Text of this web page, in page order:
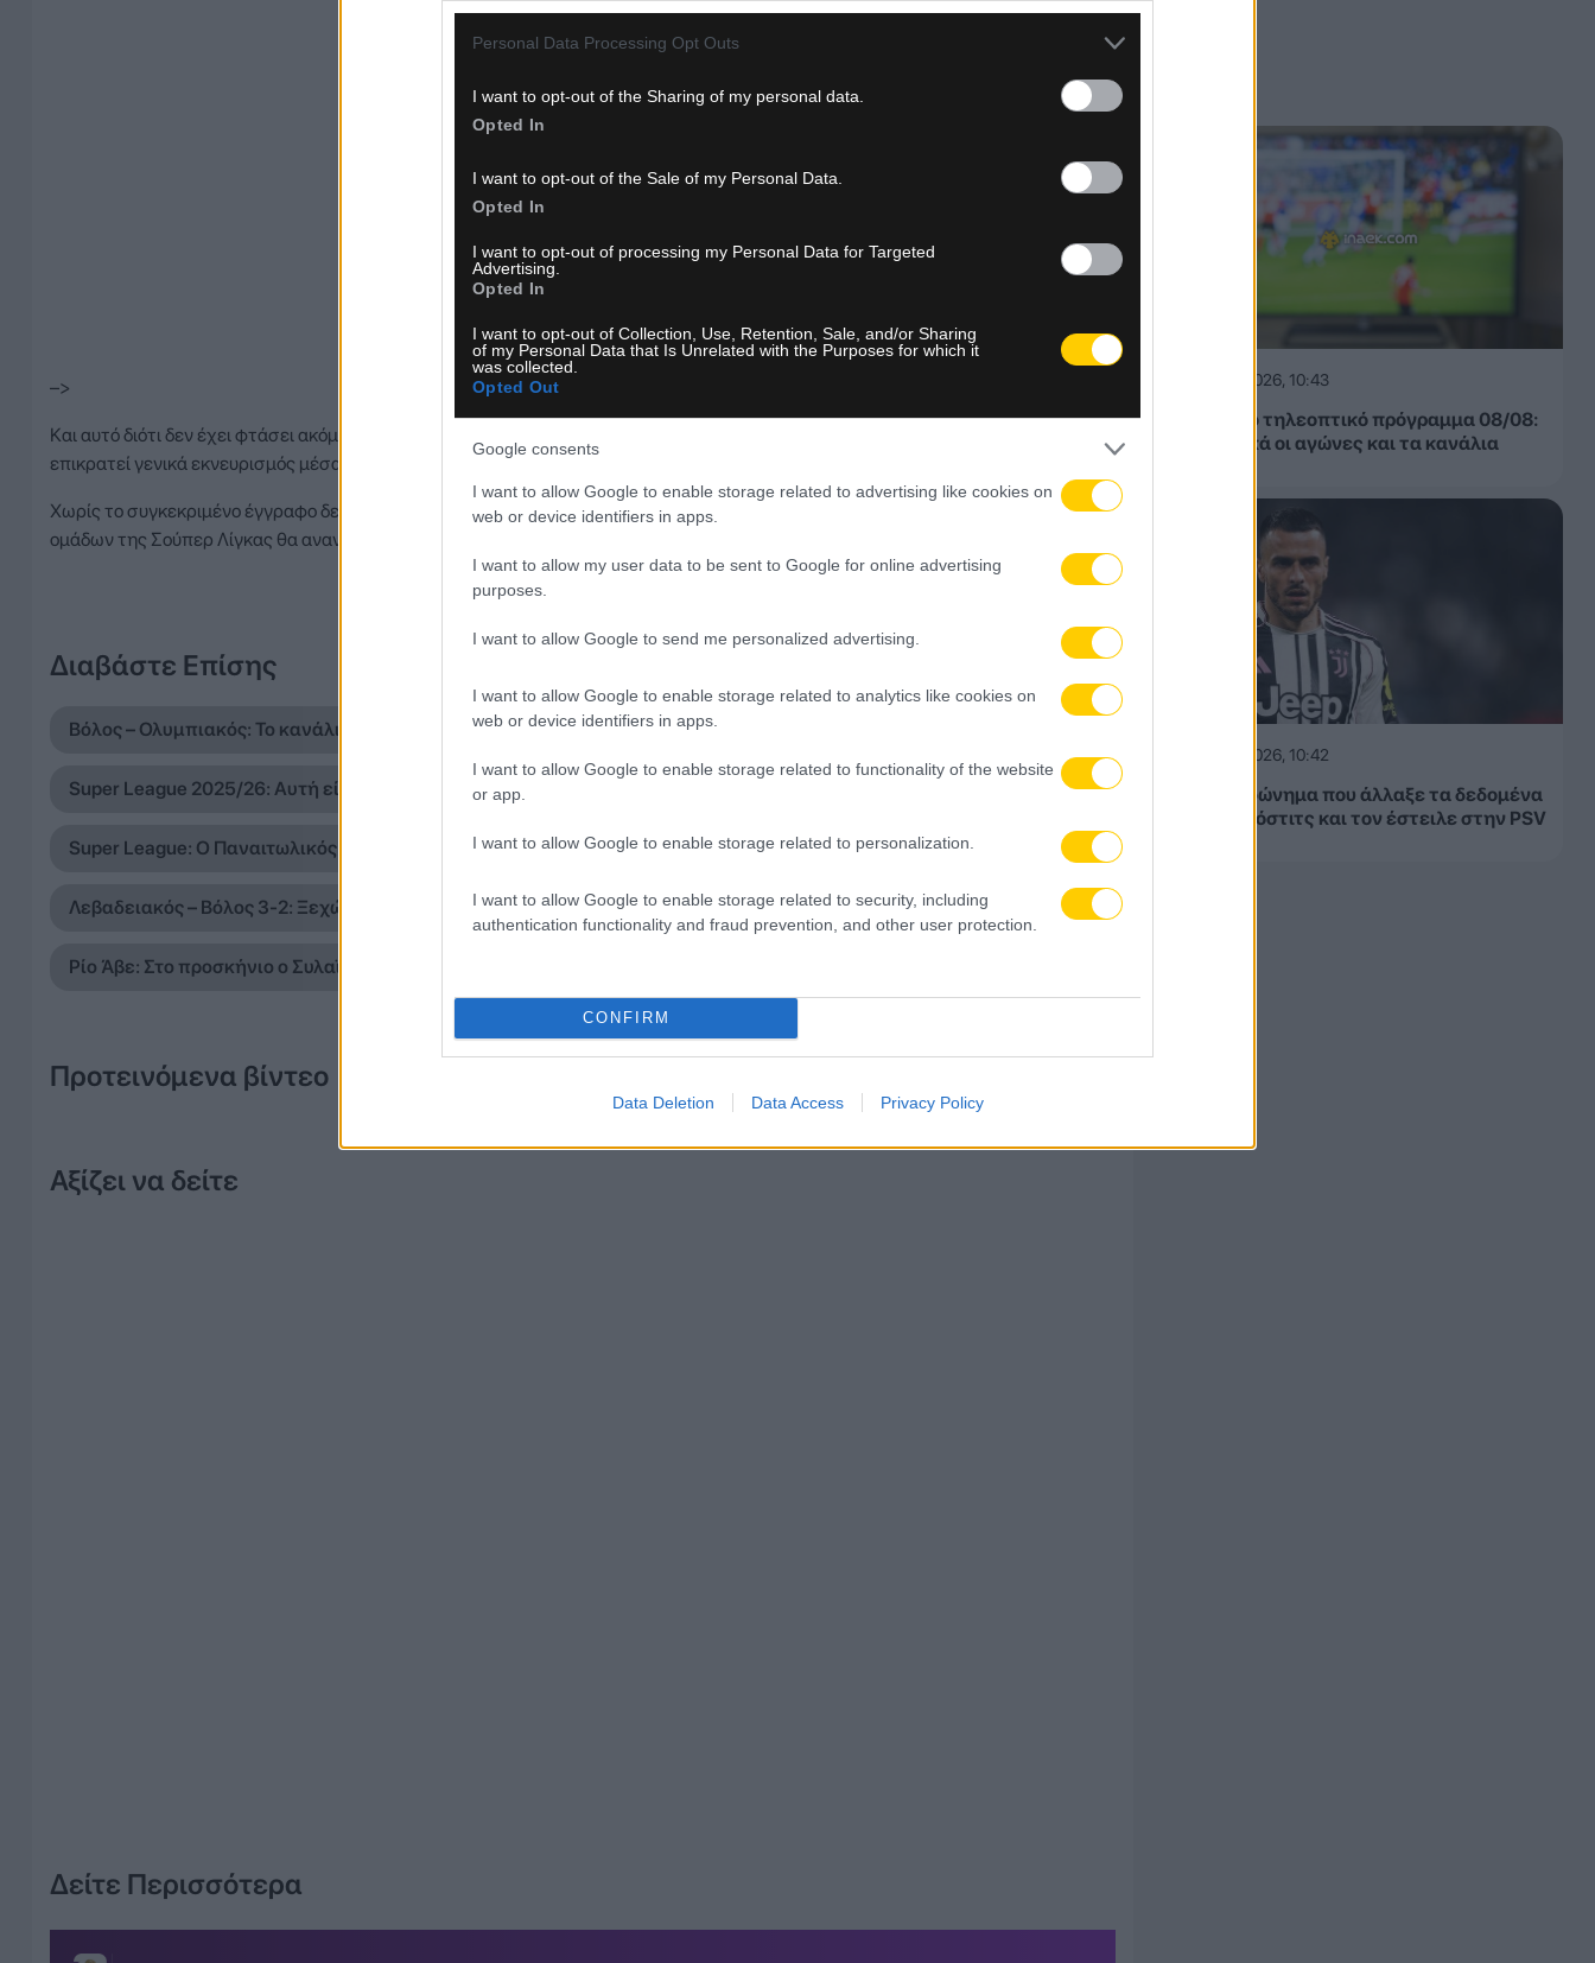
Personal Data Processing Opt Outs
I want to opt-out of the Sharing of my personal data.
Opted In
I want to opt-out of the Sale of my Personal Data.
Opted In
I want to opt-out of processing my Personal Data for Targeted
Advertising.
Opted In
I want to opt-out of Collection, Use, Retention, Sale, and/or Sharing
of my Personal Data that Is Unrelated with the Purposes for which it
was collected.
Opted Out
Google consents
I want to allow Google to enable storage related to advertising like cookies on
web or device identifiers in apps.
I want to allow my user data to be sent to Google for online advertising
purposes.
I want to allow Google to send me personalized advertising.
I want to allow Google to enable storage related to analytics like cookies on
web or device identifiers in apps.
I want to allow Google to enable storage related to functionality of the website
or app.
I want to allow Google to enable storage related to personalization.
I want to allow Google to enable storage related to security, including
authentication functionality and fraud prevention, and other user protection.
CONFIRM
Data Deletion Data Access Privacy Policy
–>
Και αυτό διότι δεν έχει φτάσει ακόμα το χαρτί της ΕΡΤ για τις επτά ομάδες που δεν είχαν τηλεοπτική στέγη με αποτέλεσμα να
επικρατεί γενικά εκνευρισμός μέσα στη λίγκα από τους εκπροσώπους των ΠΑΕ.
Χωρίς το συγκεκριμένο έγγραφο δεν μπορεί να προχωρήσει η διαδικασία της κλήρωσης και όλα δείχνουν ότι οι εκπρόσωποι των
ομάδων της Σούπερ Λίγκας θα ανανεώσουν το ραντεβού τους για τις επόμενες μέρες.
Διαβάστε Επίσης
Βόλος – Ολυμπιακός: Το κανάλι και η ώρα του αγώνα
Super League 2025/26: Αυτή είναι η τελική βαθμολογία μετά την ολοκλήρωση των Play-Out
Super League: Ο Παναιτωλικός νίκησε 1-0 τον Πανσερραϊκό
Λεβαδειακός – Βόλος 3-2: Ξεχώρισε ο Ζίνι με δύο γκολ και ασίστ
Ρίο Άβε: Στο προσκήνιο ο Συλαϊδόπουλος για τον πάγκο
Προτεινόμενα βίντεο
Αξίζει να δείτε
Δείτε Περισσότερα
07.08.2026, 10:43
Αθλητικό τηλεοπτικό πρόγραμμα 08/08:
Αναλυτικά οι αγώνες και τα κανάλια
07.08.2026, 10:42
Το τηλεφώνημα που άλλαξε τα δεδομένα
για τον Κόστιτς και τον έστειλε στην PSV